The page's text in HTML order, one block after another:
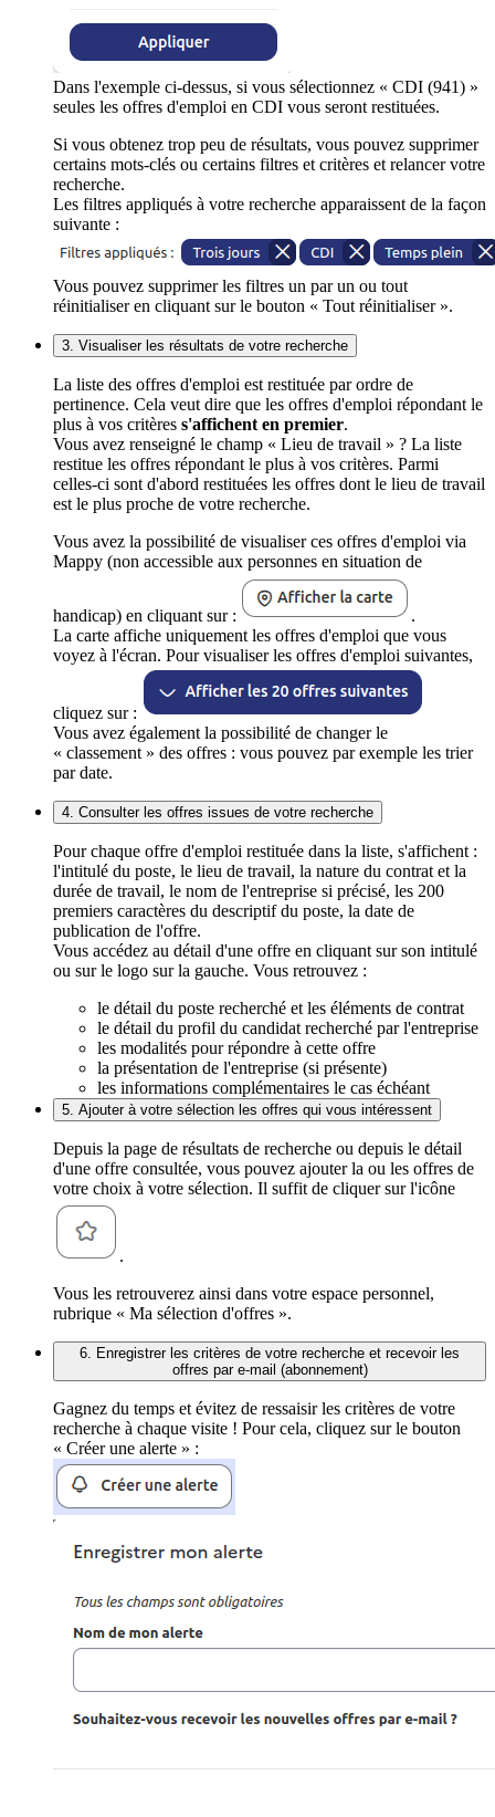
Dans l'exemple ci-dessus, si vous sélectionnez « CDI (941) »
seules les offres d'emploi en CDI vous seront restituées.
Si vous obtenez trop peu de résultats, vous pouvez supprimer
certains mots-clés ou certains filtres et critères et relancer votre
recherche.
Les filtres appliqués à votre recherche apparaissent de la façon
suivante :
Vous pouvez supprimer les filtres un par un ou tout
réinitialiser en cliquant sur le bouton « Tout réinitialiser ».
3. Visualiser les résultats de votre recherche
La liste des offres d'emploi est restituée par ordre de
pertinence. Cela veut dire que les offres d'emploi répondant le
plus à vos critères s'affichent en premier.
Vous avez renseigné le champ « Lieu de travail » ? La liste
restitue les offres répondant le plus à vos critères. Parmi
celles-ci sont d'abord restituées les offres dont le lieu de travail
est le plus proche de votre recherche.
Vous avez la possibilité de visualiser ces offres d'emploi via
Mappy (non accessible aux personnes en situation de
handicap) en cliquant sur :
.
La carte affiche uniquement les offres d'emploi que vous
voyez à l'écran. Pour visualiser les offres d'emploi suivantes,
cliquez sur :
Vous avez également la possibilité de changer le
« classement » des offres : vous pouvez par exemple les trier
par date.
4. Consulter les offres issues de votre recherche
Pour chaque offre d'emploi restituée dans la liste, s'affichent :
l'intitulé du poste, le lieu de travail, la nature du contrat et la
durée de travail, le nom de l'entreprise si précisé, les 200
premiers caractères du descriptif du poste, la date de
publication de l'offre.
Vous accédez au détail d'une offre en cliquant sur son intitulé
ou sur le logo sur la gauche. Vous retrouvez :
le détail du poste recherché et les éléments de contrat
le détail du profil du candidat recherché par l'entreprise
les modalités pour répondre à cette offre
la présentation de l'entreprise (si présente)
les informations complémentaires le cas échéant
5. Ajouter à votre sélection les offres qui vous intéressent
Depuis la page de résultats de recherche ou depuis le détail
d'une offre consultée, vous pouvez ajouter la ou les offres de
votre choix à votre sélection. Il suffit de cliquer sur l'icône
.
Vous les retrouverez ainsi dans votre espace personnel,
rubrique « Ma sélection d'offres ».
6. Enregistrer les critères de votre recherche et recevoir les
offres par e-mail (abonnement)
Gagnez du temps et évitez de ressaisir les critères de votre
recherche à chaque visite ! Pour cela, cliquez sur le bouton
« Créer une alerte » :